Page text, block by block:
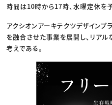
時間は10時から17時、水曜定休を
アクシオンアーキテクツデザインプ
を融合させた事業を展開し、リア
考えである。